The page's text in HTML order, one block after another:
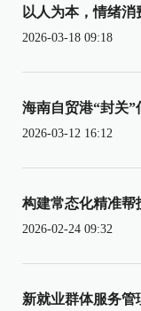
以人为本，情绪
2026-03-18 09:18
海南自贸港“封关
2026-03-12 16:12
构建常态化精准帮
2026-02-24 09:32
新就业群体服务